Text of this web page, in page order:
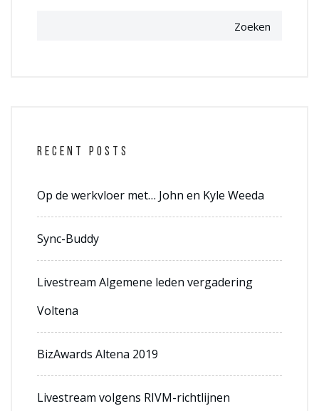
Zoeken
RECENT POSTS
Op de werkvloer met… John en Kyle Weeda
Sync-Buddy
Livestream Algemene leden vergadering
Voltena
BizAwards Altena 2019
Livestream volgens RIVM-richtlijnen